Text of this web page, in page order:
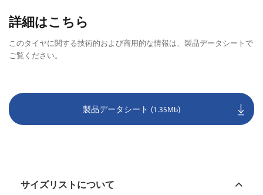
詳細はこちら
このタイヤに関する技術的および商用的な情報は、製品データシートで
ご覧ください。
製品データシート (1.35Mb)
サイズリストについて